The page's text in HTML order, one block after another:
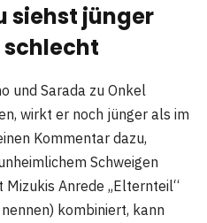
siehst jünger
schlecht
und Sarada zu Onkel
wirkt er noch jünger als im
Kommentar dazu,
Schweigen
Mizukis Anrede „Elternteil“
kombiniert, kann